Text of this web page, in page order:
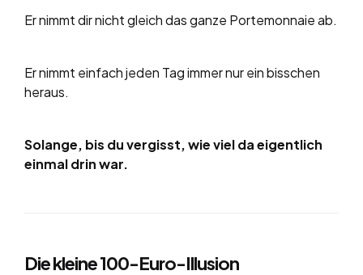
Er nimmt dir nicht gleich das ganze Portemonnaie ab.
Er nimmt einfach jeden Tag immer nur ein bisschen
heraus.
Solange, bis du vergisst, wie viel da eigentlich
einmal drin war.
Die kleine 100-Euro-Illusion